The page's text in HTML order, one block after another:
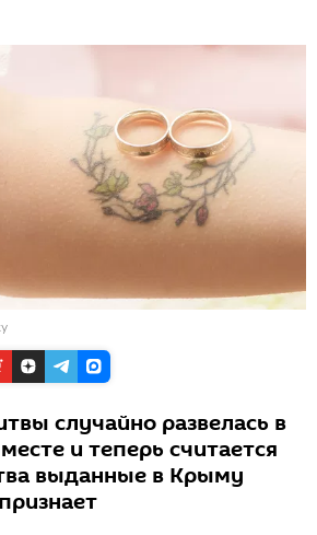
случайно развелась в
и теперь считается
выданные в Крыму